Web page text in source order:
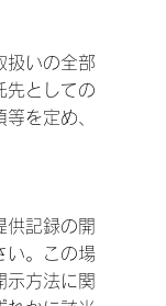
扱いの全部
先としての
を定め、
供記録の開
い。この場
示方法に関